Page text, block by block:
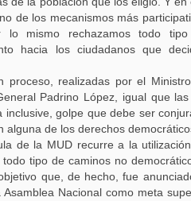
de los mecanismos más
lo mismo rechazamos todo
hacia los ciudadanos que
proceso, realizadas por el
Padrino López, igual que
inclusive, golpe que debe ser
alguna de los derechos
de la MUD recurre a la
tipo de caminos no
que, de hecho, fue
Nacional como meta